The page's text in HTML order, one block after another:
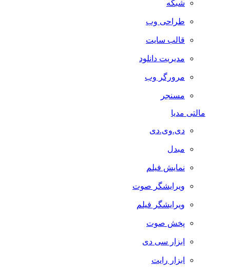
شبکه
طراحی وب
قالب سایت
مدیریت دانلود
مرورگر وب
مسنجر
مالتی مدیا
دی.وی.دی
مبدل
نمایش فیلم
ویرایشگر صوت
ویرایشگر فیلم
پخش صوت
ابزار سی دی
ابزار رایت